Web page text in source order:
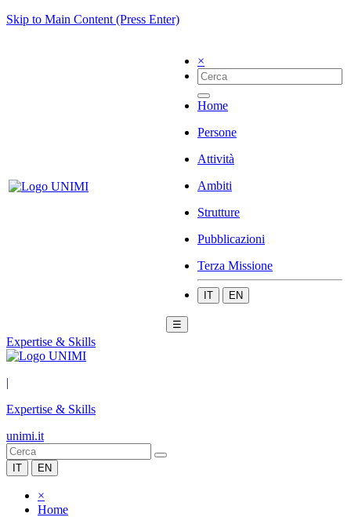
Skip to Main Content (Press Enter)
×
Home
Persone
Attività
Ambiti
Strutture
Pubblicazioni
Terza Missione
IT EN
☰
Expertise & Skills
|
Expertise & Skills
unimi.it
IT EN
×
Home